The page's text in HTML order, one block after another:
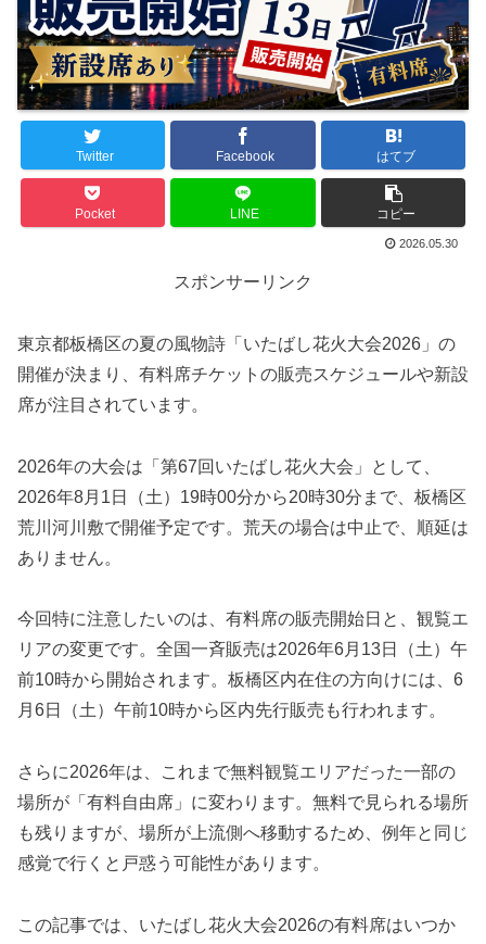
Twitter Facebook はてブ
Pocket LINE コピー
2026.05.30
スポンサーリンク
東京都板橋区の夏の風物詩「いたばし花火大会2026」の
開催が決まり、有料席チケットの販売スケジュールや新設
席が注目されています。
2026年の大会は「第67回いたばし花火大会」として、
2026年8月1日（土）19時00分から20時30分まで、板橋区
荒川河川敷で開催予定です。荒天の場合は中止で、順延は
ありません。
今回特に注意したいのは、有料席の販売開始日と、観覧エ
リアの変更です。全国一斉販売は2026年6月13日（土）午
前10時から開始されます。板橋区内在住の方向けには、6
月6日（土）午前10時から区内先行販売も行われます。
さらに2026年は、これまで無料観覧エリアだった一部の
場所が「有料自由席」に変わります。無料で見られる場所
も残りますが、場所が上流側へ移動するため、例年と同じ
感覚で行くと戸惑う可能性があります。
この記事では、いたばし花火大会2026の有料席はいつか